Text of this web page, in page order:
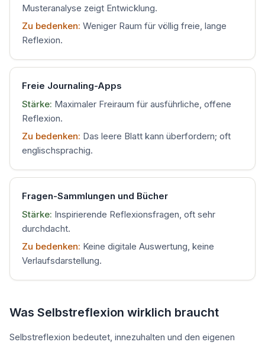
Musteranalyse zeigt Entwicklung.
Zu bedenken: Weniger Raum für völlig freie, lange
Reflexion.
Freie Journaling-Apps
Stärke: Maximaler Freiraum für ausführliche, offene
Reflexion.
Zu bedenken: Das leere Blatt kann überfordern; oft
englischsprachig.
Fragen-Sammlungen und Bücher
Stärke: Inspirierende Reflexionsfragen, oft sehr
durchdacht.
Zu bedenken: Keine digitale Auswertung, keine
Verlaufsdarstellung.
Was Selbstreflexion wirklich braucht
Selbstreflexion bedeutet, innezuhalten und den eigenen